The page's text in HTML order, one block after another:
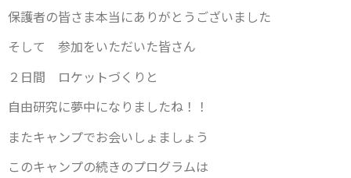
保護者の皆さま本当にありがとうございました
そして 参加をいただいた皆さん
２日間 ロケットづくりと
自由研究に夢中になりましたね！！
またキャンプでお会いしょましょう
このキャンプの続きのプログラムは